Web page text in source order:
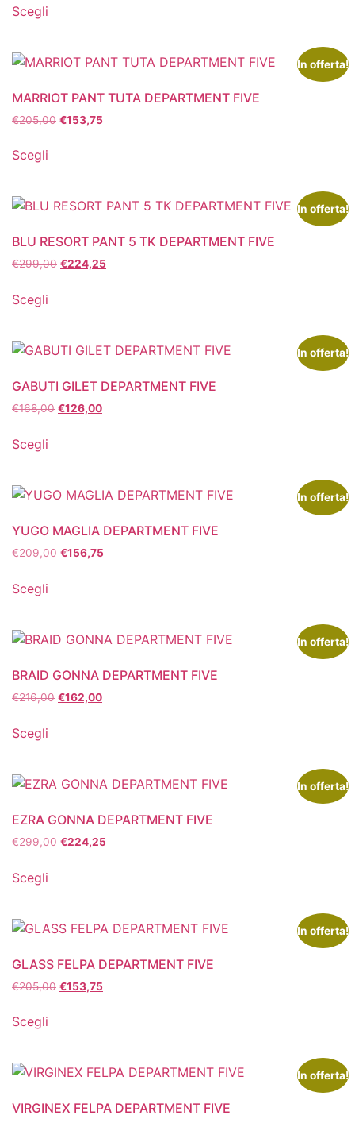
Scegli
In offerta!
MARRIOT PANT TUTA DEPARTMENT FIVE
€205,00 €153,75
Scegli
In offerta!
BLU RESORT PANT 5 TK DEPARTMENT FIVE
€299,00 €224,25
Scegli
In offerta!
GABUTI GILET DEPARTMENT FIVE
€168,00 €126,00
Scegli
In offerta!
YUGO MAGLIA DEPARTMENT FIVE
€209,00 €156,75
Scegli
In offerta!
BRAID GONNA DEPARTMENT FIVE
€216,00 €162,00
Scegli
In offerta!
EZRA GONNA DEPARTMENT FIVE
€299,00 €224,25
Scegli
In offerta!
GLASS FELPA DEPARTMENT FIVE
€205,00 €153,75
Scegli
In offerta!
VIRGINEX FELPA DEPARTMENT FIVE